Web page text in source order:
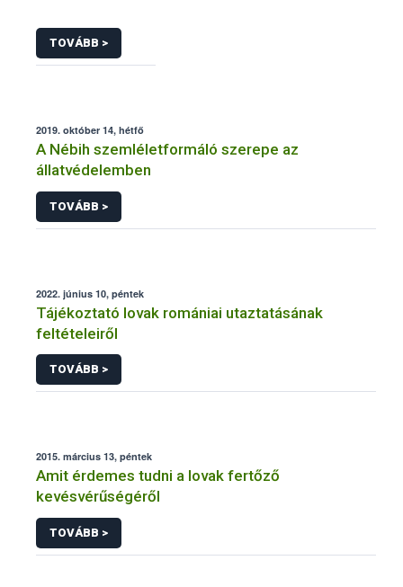
TOVÁBB >
2019. október 14, hétfő
A Nébih szemléletformáló szerepe az
állatvédelemben
TOVÁBB >
2022. június 10, péntek
Tájékoztató lovak romániai utaztatásának
feltételeiről
TOVÁBB >
2015. március 13, péntek
Amit érdemes tudni a lovak fertőző
kevésvérűségéről
TOVÁBB >